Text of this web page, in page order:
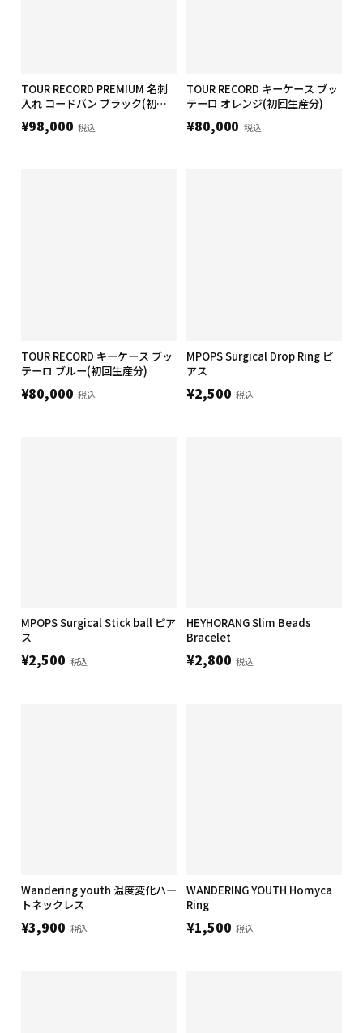
TOUR RECORD PREMIUM 名刺
入れ コードバン ブラック(初回
¥98,000 税込
TOUR RECORD キーケース ブッ
テーロ オレンジ(初回生産分)
¥80,000 税込
TOUR RECORD キーケース ブッ
テーロ ブルー(初回生産分)
¥80,000 税込
MPOPS Surgical Drop Ring ピ
アス
¥2,500 税込
MPOPS Surgical Stick ball ピア
ス
¥2,500 税込
HEYHORANG Slim Beads
Bracelet
¥2,800 税込
Wandering youth 温度変化ハー
トネックレス
¥3,900 税込
WANDERING YOUTH Homyca
Ring
¥1,500 税込